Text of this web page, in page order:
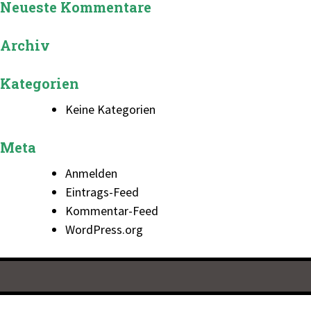
Neueste Kommentare
Archiv
Kategorien
Keine Kategorien
Meta
Anmelden
Eintrags-Feed
Kommentar-Feed
WordPress.org